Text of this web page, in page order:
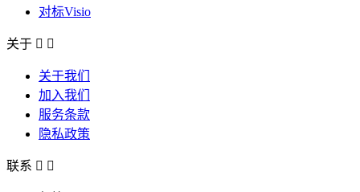
对标Visio
关于  
关于我们
加入我们
服务条款
隐私政策
联系  